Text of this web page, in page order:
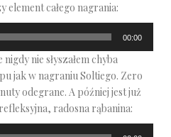
element całego nagrania:
00:00
nie słyszałem chyba
jak w nagraniu Soltiego. Zero
odegrane. A później jest już
radosna rąbanina: